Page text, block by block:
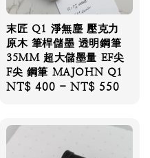
末匠 Q1 淨無塵 壓克力
原木 筆桿儲墨 透明鋼筆
35MM 超大儲墨量 EF尖
F尖 鋼筆 MAJOHN Q1
Regular
NT$ 400 -NT$ 550